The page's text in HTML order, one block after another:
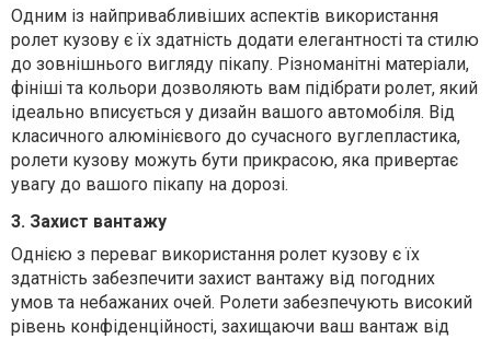
Одним із найпривабливіших аспектів використання
ролет кузову є їх здатність додати елегантності та стилю
до зовнішнього вигляду пікапу. Різноманітні матеріали,
фініші та кольори дозволяють вам підібрати ролет, який
ідеально вписується у дизайн вашого автомобіля. Від
класичного алюмінієвого до сучасного вуглепластика,
ролети кузову можуть бути прикрасою, яка привертає
увагу до вашого пікапу на дорозі.
3. Захист вантажу
Однією з переваг використання ролет кузову є їх
здатність забезпечити захист вантажу від погодних
умов та небажаних очей. Ролети забезпечують високий
рівень конфіденційності, захищаючи ваш вантаж від